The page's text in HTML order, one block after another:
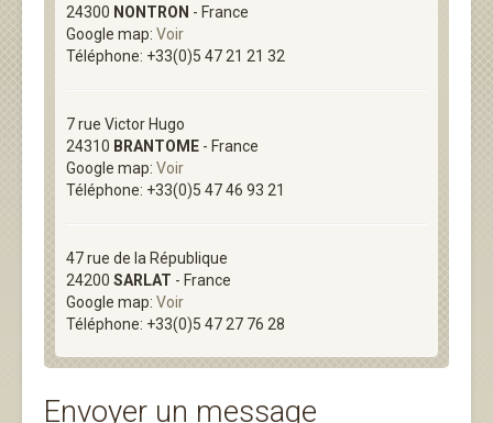
24300 NONTRON - France
Google map: Voir
Téléphone: +33(0)5 47 21 21 32
7 rue Victor Hugo
24310 BRANTOME - France
Google map: Voir
Téléphone: +33(0)5 47 46 93 21
47 rue de la République
24200 SARLAT - France
Google map: Voir
Téléphone: +33(0)5 47 27 76 28
Envoyer un message